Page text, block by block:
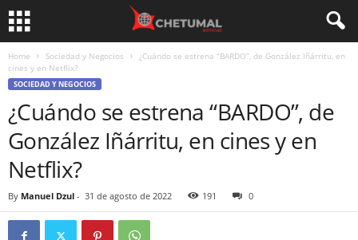
Home Sociedad y Negocios
¿Cuándo se estrena “BARDO”, de González Iñárritu, en
cines y en Netflix?
SOCIEDAD Y NEGOCIOS
¿Cuándo se estrena “BARDO”, de
González Iñárritu, en cines y en
Netflix?
By Manuel Dzul - 31 de agosto de 2022 191 0